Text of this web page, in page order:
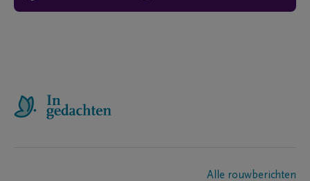
Alle rouwberichten